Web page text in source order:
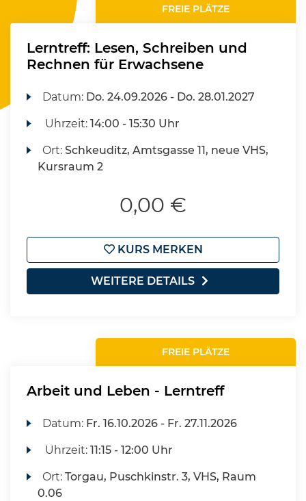
FREIE PLÄTZE
Lerntreff: Lesen, Schreiben und
Rechnen für Erwachsene
Datum: Do. 24.09.2026 - Do. 28.01.2027
Uhrzeit:14:00 - 15:30 Uhr
Ort:Schkeuditz, Amtsgasse 11, neue VHS,
Kursraum 2
0,00 €
KURS MERKEN
WEITERE DETAILS
FREIE PLÄTZE
Arbeit und Leben - Lerntreff
Datum: Fr. 16.10.2026 - Fr. 27.11.2026
Uhrzeit:11:15 - 12:00 Uhr
Ort:Torgau, Puschkinstr. 3, VHS, Raum
0.06